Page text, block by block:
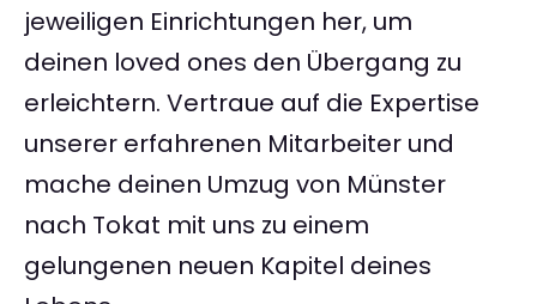
jeweiligen Einrichtungen her, um
deinen loved ones den Übergang zu
erleichtern. Vertraue auf die Expertise
unserer erfahrenen Mitarbeiter und
mache deinen Umzug von Münster
nach Tokat mit uns zu einem
gelungenen neuen Kapitel deines